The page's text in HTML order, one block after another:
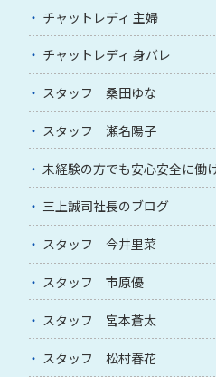
チャットレディ 主婦
チャットレディ 身バレ
スタッフ 桑田ゆな
スタッフ 瀬名陽子
未経験の方でも安心安全に働
三上誠司社長のブログ
スタッフ 今井里菜
スタッフ 市原優
スタッフ 宮本蒼太
スタッフ 松村春花